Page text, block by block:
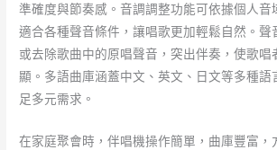
準確度與節奏感。音調調整功能可依據個人音
適合各種聲音條件，讓唱歌更加輕鬆自然。聲
或去除歌曲中的原唱聲音，突出伴奏，使歌唱
顯。多語曲庫涵蓋中文、英文、日文等多種語
足多元需求。
在家庭聚會時，伴唱機操作簡單，曲庫豐富，